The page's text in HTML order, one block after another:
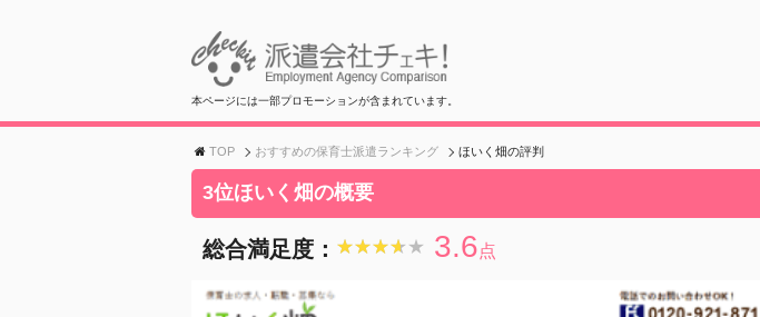
本ページには一部プロモーションが含まれています。
TOP おすすめの保育士派遣ランキング ほいく畑の評判
3位ほいく畑の概要
総合満足度： ★★★★★
★★★★★ 3.6点